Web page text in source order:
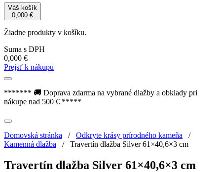
Váš košík
0,000 €
Žiadne produkty v košíku.
Suma s DPH
0,000 €
Prejsť k nákupu
******* 🚚 Doprava zdarma na vybrané dlažby a obklady pri
nákupe nad 500 € *****
Domovská stránka / Odkryte krásy prírodného kameňa /
Kamenná dlažba / Travertín dlažba Silver 61×40,6×3 cm
Travertín dlažba Silver 61×40,6×3 cm